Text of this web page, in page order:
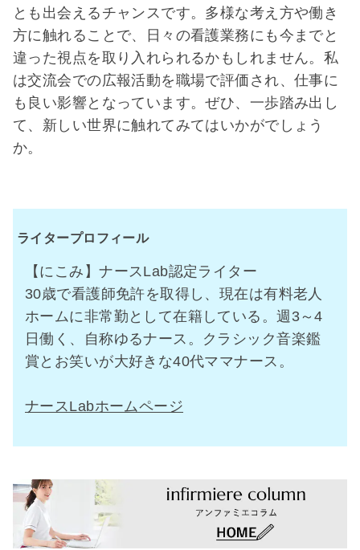
とも出会えるチャンスです。多様な考え方や働き
方に触れることで、日々の看護業務にも今までと
違った視点を取り入れられるかもしれません。私
は交流会での広報活動を職場で評価され、仕事に
も良い影響となっています。ぜひ、一歩踏み出し
て、新しい世界に触れてみてはいかがでしょう
か。
ライタープロフィール
【にこみ】ナースLab認定ライター
30歳で看護師免許を取得し、現在は有料老人
ホームに非常勤として在籍している。週3～4
日働く、自称ゆるナース。クラシック音楽鑑
賞とお笑いが大好きな40代ママナース。
ナースLabホームページ